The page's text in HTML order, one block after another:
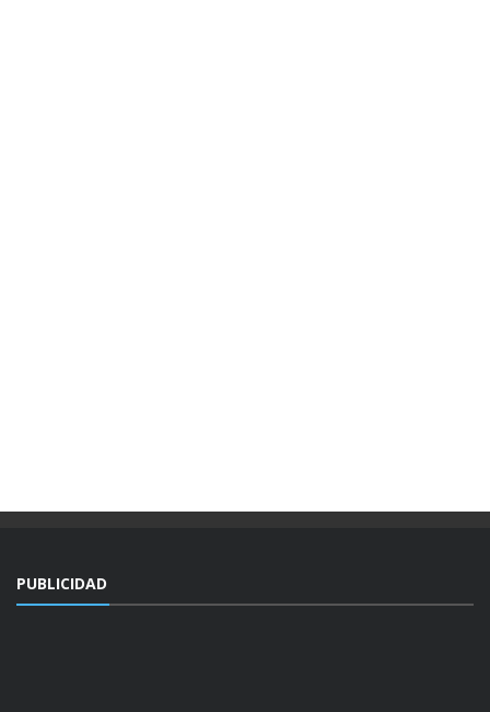
PUBLICIDAD